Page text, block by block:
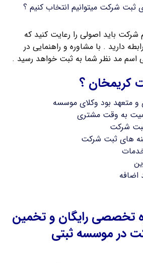
ثبت شرکت میتوانیم انتخاب کنیم ؟
باید اصولی را رعایت کنید که
دارید . با مشاوره و راهنمایی در
اسم مد نظر شما به ثبت خواهد رسید .
کریمخان ؟
متعهد بود وکلای موسسه
به وقت مشتری
شرکت
های ثبت شرکت
اضافه
تخصصی رایگان و تخمین
در موسسه ثبتی